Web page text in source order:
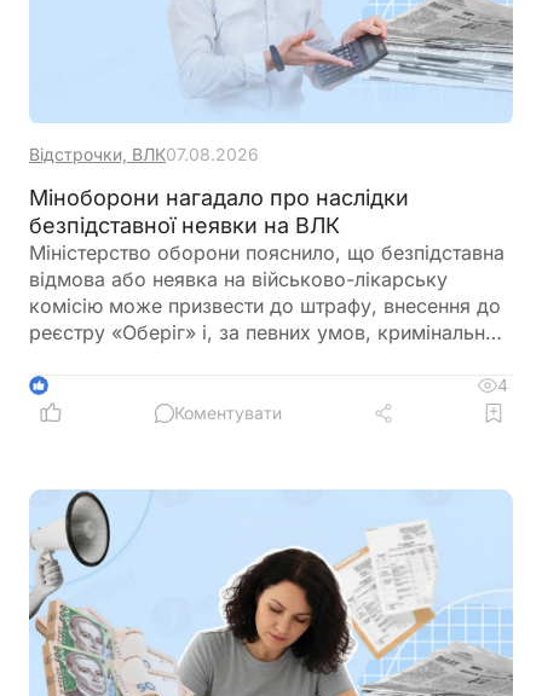
Відстрочки, ВЛК07.08.2026
Міноборони нагадало про наслідки
безпідставної неявки на ВЛК
Міністерство оборони пояснило, що безпідставна
відмова або неявка на військово-лікарську
комісію може призвести до штрафу, внесення до
реєстру «Оберіг» і, за певних умов, кримінальної
що направлення на ВЛК можна оскаржити в суді
1
4
Коментувати